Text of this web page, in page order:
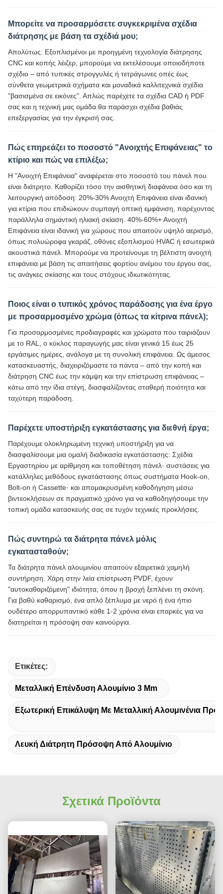
Μπορείτε να προσαρμόσετε συγκεκριμένα σχέδια
διάτρησης με βάση τα σχέδιά μου;
Απολύτως. Εξοπλισμένοι με προηγμένη τεχνολογία διάτρησης
CNC και κοπής λέιζερ, μπορούμε να εκτελέσουμε οποιοδήποτε
σχέδιο – από τυπικές στρογγυλές ή τετράγωνες οπές έως
σύνθετα γεωμετρικά σχήματα και μοναδικά καλλιτεχνικά σχέδια
"βασισμένα σε εικόνες". Απλώς παρέχετε τα σχέδια CAD ή PDF
σας και η τεχνική μας ομάδα θα παράσχει σχέδια βαθιάς
επεξεργασίας για την έγκρισή σας.
Πώς επηρεάζει το ποσοστό "Ανοιχτής Επιφάνειας" το
κτίριο και πώς να επιλέξω;
Η "Ανοιχτή Επιφάνεια" αναφέρεται στο ποσοστό του πάνελ που
είναι διάτρητο. Καθορίζει τόσο την αισθητική διαφάνεια όσο και τη
λειτουργική απόδοση: 20%-30% Ανοιχτή Επιφάνεια είναι ιδανική
για κτίρια που επιδιώκουν συμπαγή οπτική εμφάνιση, παρέχοντας
παράλληλα σημαντική ηλιακή σκίαση. 40%-60%+ Ανοιχτή
Επιφάνεια είναι ιδανική για χώρους που απαιτούν υψηλό αερισμό,
όπως πολυώροφα γκαράζ, οθόνες εξοπλισμού HVAC ή εσωτερικά
ακουστικά πάνελ. Μπορούμε να προτείνουμε τη βέλτιστη ανοιχτή
επιφάνεια με βάση τις απαιτήσεις φορτίου ανέμου του έργου σας,
τις ανάγκες σκίασης και τους στόχους ιδιωτικότητας.
Ποιος είναι ο τυπικός χρόνος παράδοσης για ένα έργο
με προσαρμοσμένο χρώμα (όπως τα κίτρινα πάνελ);
Για προσαρμοσμένες προδιαγραφές και χρώματα που ταιριάζουν
με το RAL, ο κύκλος παραγωγής μας είναι γενικά 15 έως 25
εργάσιμες ημέρες, ανάλογα με τη συνολική επιφάνεια. Ως άμεσος
κατασκευαστής, διαχειριζόμαστε τα πάντα – από την κοπή και
διάτρηση CNC έως την κάμψη και την επίστρωση επιφάνειας –
κάτω από την ίδια στέγη, διασφαλίζοντας σταθερή ποιότητα και
ταχύτερη παράδοση.
Παρέχετε υποστήριξη εγκατάστασης για διεθνή έργα;
Παρέχουμε ολοκληρωμένη τεχνική υποστήριξη για να
διασφαλίσουμε μια ομαλή διαδικασία εγκατάστασης: Σχέδια
Εργαστηρίου με αρίθμηση και τοποθέτηση πάνελ· συστάσεις για
κατάλληλες μεθόδους εγκατάστασης όπως συστήματα Hook-on,
Bolt-on ή Cassette· και απομακρυσμένη καθοδήγηση μέσω
βιντεοκλήσεων σε πραγματικό χρόνο για να καθοδηγήσουμε την
τοπική ομάδα κατασκευής σας σε τυχόν τεχνικές προκλήσεις.
Πώς συντηρώ τα διάτρητα πάνελ μόλις
εγκατασταθούν;
Τα διάτρητα πάνελ αλουμινίου απαιτούν εξαιρετικά χαμηλή
συντήρηση. Χάρη στην λεία επίστρωση PVDF, έχουν
"αυτοκαθαριζόμενη" ιδιότητα, όπου η βροχή ξεπλένει τη σκόνη.
Για βαθύ καθαρισμό, ένα απλό ξέπλυμα με νερό ή ένα ήπιο
ουδέτερο απορρυπαντικό κάθε 1-2 χρόνια είναι επαρκές για να
διατηρείται η πρόσοψη σαν καινούργια.
Ετικέτες:
Μεταλλική Επένδυση Αλουμίνιο 3 Mm
Εξωτερική Επικάλυψη Με Μεταλλική Αλουμινένια
Λευκή Διάτρητη Πρόσοψη Από Αλουμίνιο
Σχετικά Προϊόντα